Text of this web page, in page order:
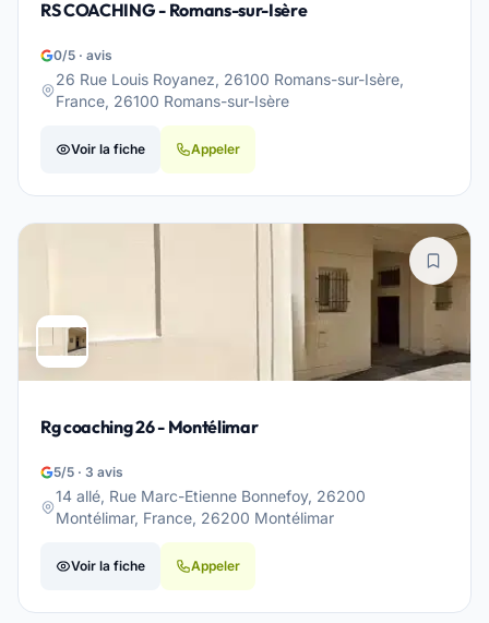
RS COACHING - Romans-sur-Isère
0/5 · avis
26 Rue Louis Royanez, 26100 Romans-sur-Isère,
France, 26100 Romans-sur-Isère
Voir la fiche Appeler
Rg coaching 26 - Montélimar
5/5 · 3 avis
14 allé, Rue Marc-Etienne Bonnefoy, 26200
Montélimar, France, 26200 Montélimar
Voir la fiche Appeler